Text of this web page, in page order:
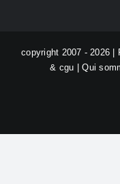
copyright 2007 - 2026 |
& cgu |Qui